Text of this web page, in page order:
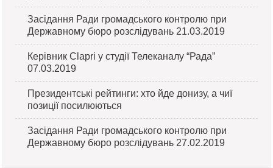
Засідання Ради громадського контролю при
Державному бюро розслідувань 21.03.2019
Керівник Clapri у студії Телеканалу “Рада”
07.03.2019
Президентські рейтинги: хто йде донизу, а чиї
позиції посилюються
Засідання Ради громадського контролю при
Державному бюро розслідувань 27.02.2019